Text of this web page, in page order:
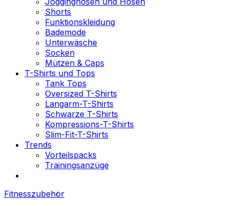
Shorts
Funktionskleidung
Bademode
Unterwäsche
Socken
Mützen & Caps
T-Shirts und Tops
Tank Tops
Oversized T-Shirts
Langarm-T-Shirts
Schwarze T-Shirts
Kompressions-T-Shirts
Slim-Fit-T-Shirts
Trends
Vorteilspacks
Trainingsanzüge
Fitnesszubehör